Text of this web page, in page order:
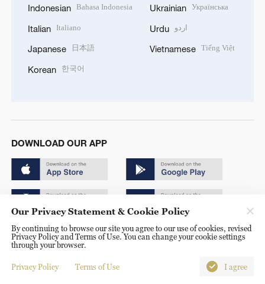
Indonesian Bahasa Indonesia
Italian Italiano
Japanese 日本語
Korean 한국어
Ukrainian Українська
Urdu اردو
Vietnamese Tiếng Việt
DOWNLOAD OUR APP
Copyright © 2024 CGTN.
京ICP备20000184号
京公网安备 11010502050052号
Our Privacy Statement & Cookie Policy
By continuing to browse our site you agree to our use of cookies, revised
Privacy Policy and Terms of Use. You can change your cookie settings
through your browser.
Privacy Policy Terms of Use I agree